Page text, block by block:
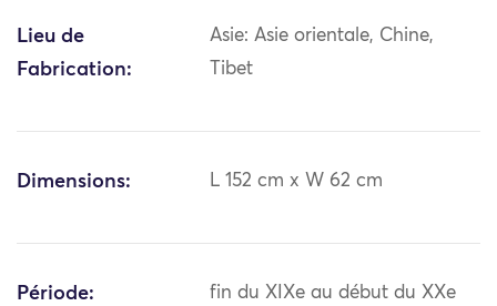
Lieu de
Fabrication:
Asie: Asie orientale, Chine,
Tibet
Dimensions: L 152 cm x W 62 cm
Période:
fin du XIXe au début du XXe